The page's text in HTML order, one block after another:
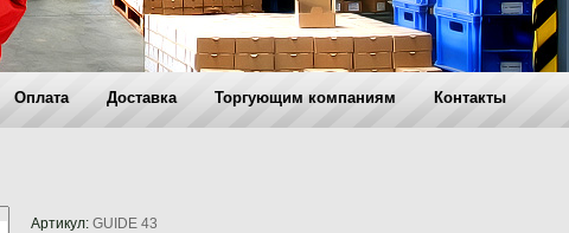
Оплата Доставка Торгующим компаниям Контакты
Артикул: GUIDE 43